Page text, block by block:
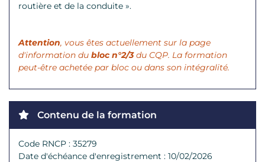
routière et de la conduite ».
Attention, vous êtes actuellement sur la page
d'information du bloc n°2/3du CQP. La formation
peut-être achetée par bloc ou dans son intégralité.
Contenu de la formation
Code RNCP : 35279
Date d'échéance d'enregistrement : 10/02/2026